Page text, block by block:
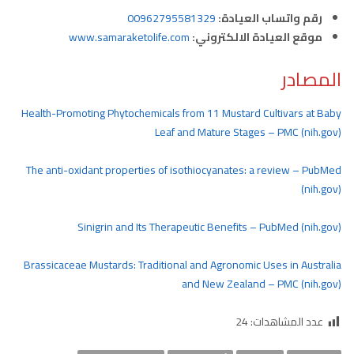
رقم واتساب العيادة:00962795581329
موقع العيادة الالكتروني:www.samaraketolife.com
المصادر
Health-Promoting Phytochemicals from 11 Mustard Cultivars at Baby
Leaf and Mature Stages – PMC (nih.gov)
The anti-oxidant properties of isothiocyanates: a review – PubMed
(nih.gov)
Sinigrin and Its Therapeutic Benefits – PubMed (nih.gov)
Brassicaceae Mustards: Traditional and Agronomic Uses in Australia
and New Zealand – PMC (nih.gov)
عدد المشاهدات:24